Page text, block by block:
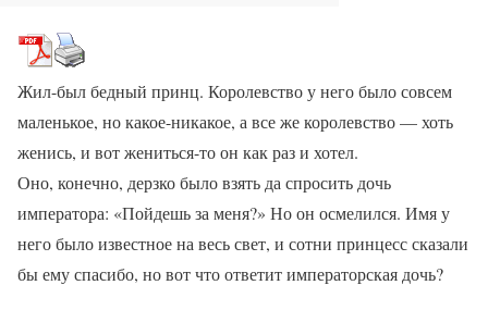
Жил-был бедный принц. Королевство у него было совсем
маленькое, но какое-никакое, а все же королевство — хоть
женись, и вот жениться-то он как раз и хотел.
Оно, конечно, дерзко было взять да спросить дочь
императора: «Пойдешь за меня?» Но он осмелился. Имя у
него было известное на весь свет, и сотни принцесс сказали
бы ему спасибо, но вот что ответит императорская дочь?